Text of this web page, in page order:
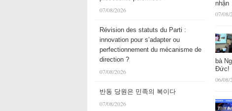
07/08/2026
Révision des statuts du Parti :
innovation pour s’adapter ou
perfectionnement du mécanisme de
direction ?
07/08/2026
반동 당원은 민족의 복이다
07/08/2026
nhận
07/08/
bà
Đức!
06/08/